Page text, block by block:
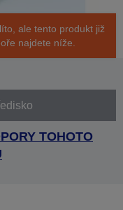
ale tento produkt již
najdete níže.
TOHOTO